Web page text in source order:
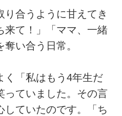
り合うように甘えてき
来て！」「ママ、一緒
い合う日常。
く「私はもう4年生だ
っていました。その言
していたのです。「ち